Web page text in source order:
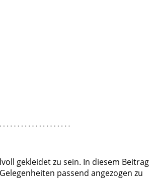
gekleidet zu sein. In diesem Beitrag
passend angezogen zu